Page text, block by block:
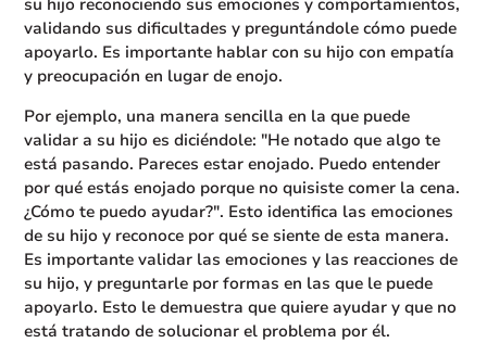
validando sus dificultades y preguntándole cómo puede
apoyarlo. Es importante hablar con su hijo con empatía
y preocupación en lugar de enojo.
Por ejemplo, una manera sencilla en la que puede
validar a su hijo es diciéndole: "He notado que algo te
está pasando. Pareces estar enojado. Puedo entender
por qué estás enojado porque no quisiste comer la cena.
¿Cómo te puedo ayudar?". Esto identifica las emociones
de su hijo y reconoce por qué se siente de esta manera.
Es importante validar las emociones y las reacciones de
su hijo, y preguntarle por formas en las que le puede
apoyarlo. Esto le demuestra que quiere ayudar y que no
está tratando de solucionar el problema por él.